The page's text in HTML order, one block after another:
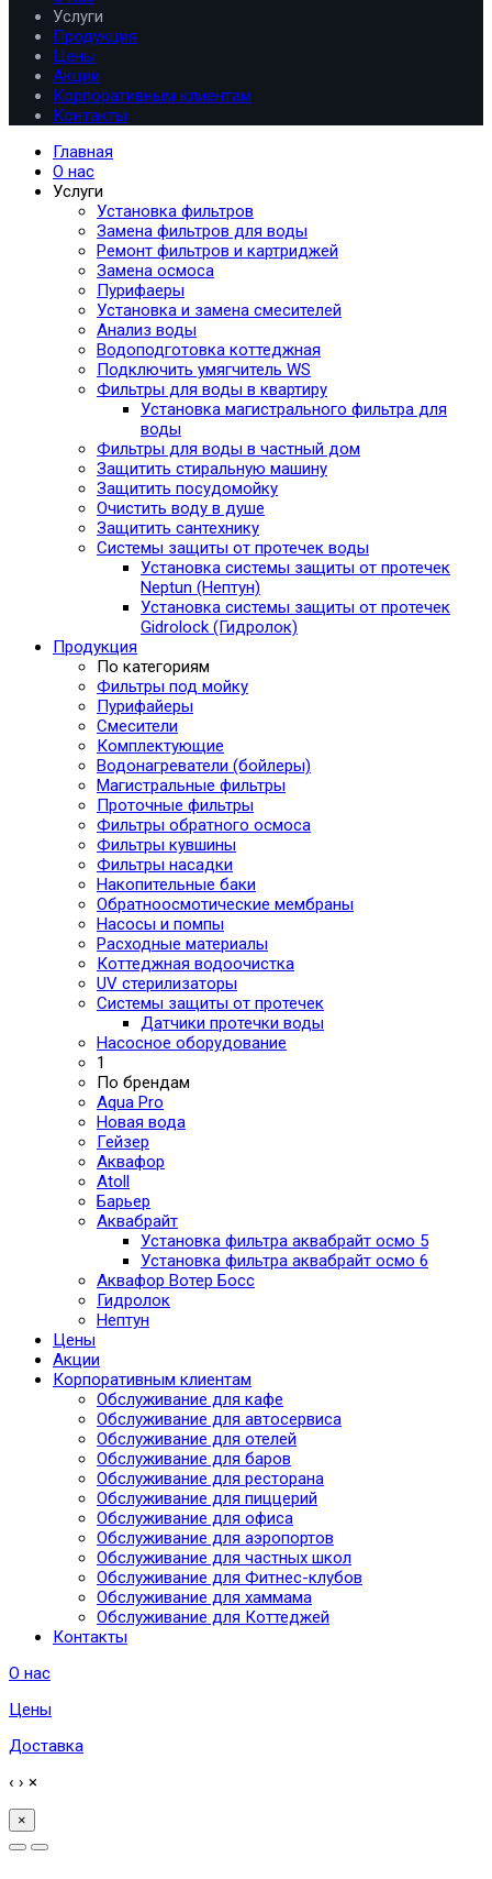
Услуги
Продукция
Цены
Акции
Корпоративным клиентам
Контакты
Главная
О нас
Услуги
Установка фильтров
Замена фильтров для воды
Ремонт фильтров и картриджей
Замена осмоса
Пурифаеры
Установка и замена смесителей
Анализ воды
Водоподготовка коттеджная
Подключить умягчитель WS
Фильтры для воды в квартиру
Установка магистрального фильтра для
воды
Фильтры для воды в частный дом
Защитить стиральную машину
Защитить посудомойку
Очистить воду в душе
Защитить сантехнику
Системы защиты от протечек воды
Установка системы защиты от протечек
Neptun (Нептун)
Установка системы защиты от протечек
Gidrolock (Гидролок)
Продукция
По категориям
Фильтры под мойку
Пурифайеры
Смесители
Комплектующие
Водонагреватели (бойлеры)
Магистральные фильтры
Проточные фильтры
Фильтры обратного осмоса
Фильтры кувшины
Фильтры насадки
Накопительные баки
Обратноосмотические мембраны
Насосы и помпы
Расходные материалы
Коттеджная водоочистка
UV стерилизаторы
Системы защиты от протечек
Датчики протечки воды
Насосное оборудование
1
По брендам
Aqua Pro
Новая вода
Гейзер
Аквафор
Atoll
Барьер
Аквабрайт
Установка фильтра аквабрайт осмо 5
Установка фильтра аквабрайт осмо 6
Аквафор Вотер Босс
Гидролок
Нептун
Цены
Акции
Корпоративным клиентам
Обслуживание для кафе
Обслуживание для автосервиса
Обслуживание для отелей
Обслуживание для баров
Обслуживание для ресторана
Обслуживание для пиццерий
Обслуживание для офиса
Обслуживание для аэропортов
Обслуживание для частных школ
Обслуживание для Фитнес-клубов
Обслуживание для хаммама
Обслуживание для Коттеджей
Контакты
О нас
Цены
Доставка
‹ › ×
×